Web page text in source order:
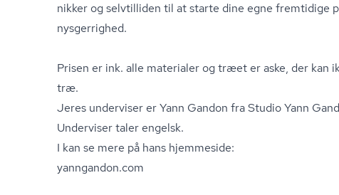
nik­ker og selvtilliden til at starte dine egne fremtidige
nysgerrighed.
Prisen er ink. alle materialer og træet er aske, der kan
træ.
Jeres underviser er Yann Gandon fra Studio Yann
Underviser taler engelsk.
I kan se mere på hans hjemmeside:
yanngandon.com